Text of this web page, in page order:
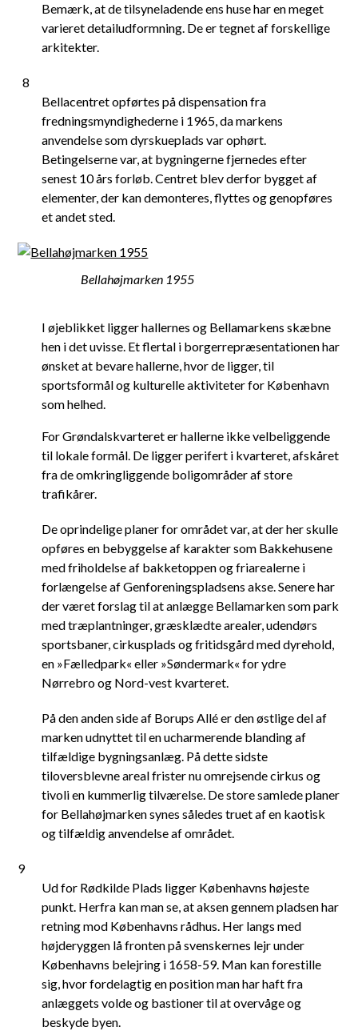
Bemærk, at de tilsyneladende ens huse har en meget
varieret detailudformning. De er tegnet af forskellige
arkitekter.
8
Bellacentret opførtes på dispensation fra
fredningsmyndighederne i 1965, da markens
anvendelse som dyrskueplads var ophørt.
Betingelserne var, at bygningerne fjernedes efter
senest 10 års forløb. Centret blev derfor bygget af
elementer, der kan demonteres, flyttes og genopføres
et andet sted.
Bellahøjmarken 1955
I øjeblikket ligger hallernes og Bellamarkens skæbne
hen i det uvisse. Et flertal i borgerrepræsentationen har
ønsket at bevare hallerne, hvor de ligger, til
sportsformål og kulturelle aktiviteter for København
som helhed.
For Grøndalskvarteret er hallerne ikke velbeliggende
til lokale formål. De ligger perifert i kvarteret, afskåret
fra de omkringliggende boligområder af store
trafikårer.
De oprindelige planer for området var, at der her skulle
opføres en bebyggelse af karakter som Bakkehusene
med friholdelse af bakketoppen og friarealerne i
forlængelse af Genforeningspladsens akse. Senere har
der været forslag til at anlægge Bellamarken som park
med træplantninger, græsklædte arealer, udendørs
sportsbaner, cirkusplads og fritidsgård med dyrehold,
en »Fælledpark« eller »Søndermark« for ydre
Nørrebro og Nord-vest kvarteret.
På den anden side af Borups Allé er den østlige del af
marken udnyttet til en ucharmerende blanding af
tilfældige bygningsanlæg. På dette sidste
tiloversblevne areal frister nu omrejsende cirkus og
tivoli en kummerlig tilværelse. De store samlede planer
for Bellahøjmarken synes således truet af en kaotisk
og tilfældig anvendelse af området.
9
Ud for Rødkilde Plads ligger Københavns højeste
punkt. Herfra kan man se, at aksen gennem pladsen har
retning mod Københavns rådhus. Her langs med
højderyggen lå fronten på svenskernes lejr under
Københavns belejring i 1658-59. Man kan forestille
sig, hvor fordelagtig en position man har haft fra
anlæggets volde og bastioner til at overvåge og
beskyde byen.